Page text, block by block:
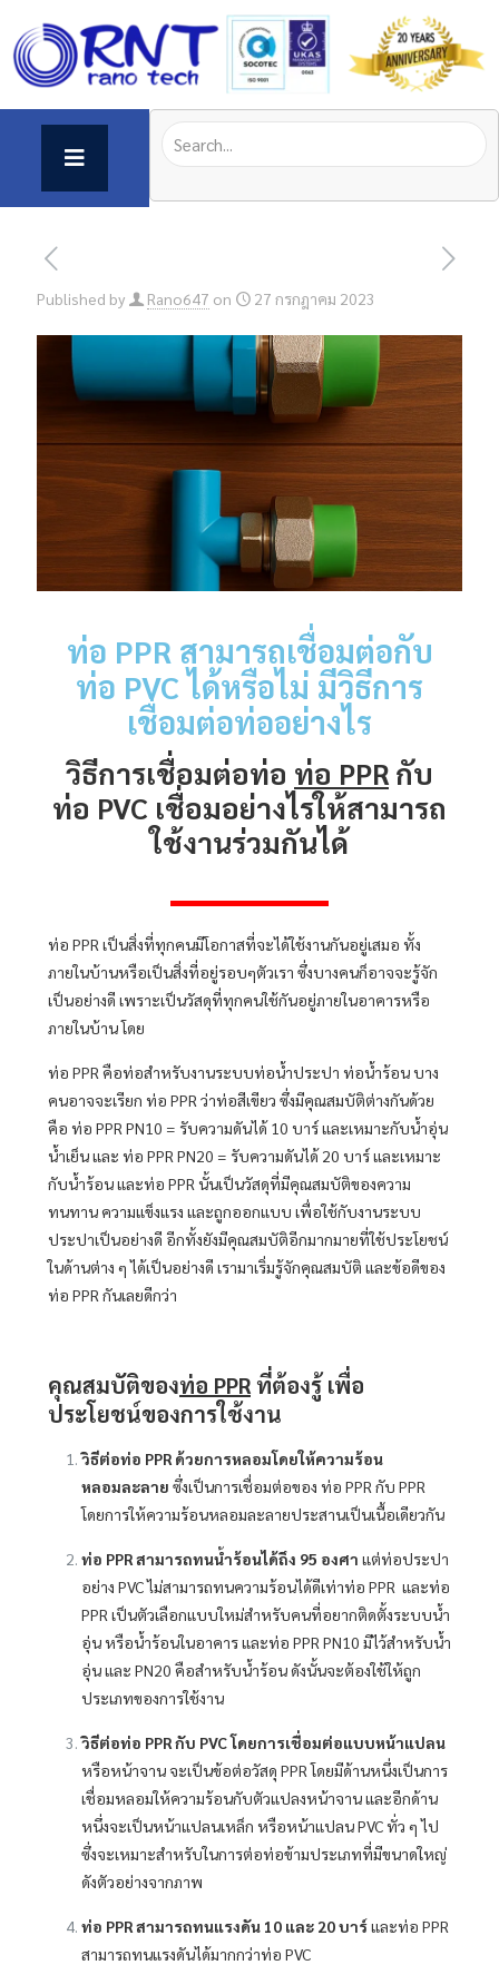
Published by Rano647 on 27 กรกฎาคม 2023
ท่อ PPR สามารถเชื่อมต่อกับ
ท่อ PVC ได้หรือไม่ มีวิธีการ
เชื่อมต่อท่ออย่างไร
วิธีการเชื่อมต่อท่อ ท่อ PPR กับ
ท่อ PVC เชื่อมอย่างไรให้สามารถ
ใช้งานร่วมกันได้
ท่อ PPR เป็นสิ่งที่ทุกคนมีโอกาสที่จะได้ใช้งานกันอยู่เสมอ ทั้ง
ภายในบ้านหรือเป็นสิ่งที่อยู่รอบๆตัวเรา ซึ่งบางคนก็อาจจะรู้จัก
เป็นอย่างดี เพราะเป็นวัสดุที่ทุกคนใช้กันอยู่ภายในอาคารหรือ
ภายในบ้าน โดย
ท่อ PPR คือท่อสำหรับงานระบบท่อน้ำประปา ท่อน้ำร้อน บาง
คนอาจจะเรียก ท่อ PPR ว่าท่อสีเขียว ซึ่งมีคุณสมบัติต่างกันด้วย
คือ ท่อ PPR PN10 = รับความดันได้ 10 บาร์ และเหมาะกับน้ำอุ่น
น้ำเย็น และ ท่อ PPR PN20 = รับความดันได้ 20 บาร์ และเหมาะ
กับน้ำร้อน และท่อ PPR นั้นเป็นวัสดุที่มีคุณสมบัติของความ
ทนทาน ความแข็งแรง และถูกออกแบบ เพื่อใช้กับงานระบบ
ประปาเป็นอย่างดี อีกทั้งยังมีคุณสมบัติอีกมากมายที่ใช้ประโยชน์
ในด้านต่าง ๆ ได้เป็นอย่างดี เรามาเริ่มรู้จักคุณสมบัติ และข้อดีของ
ท่อ PPR กันเลยดีกว่า
คุณสมบัติของท่อ PPR ที่ต้องรู้ เพื่อ
ประโยชน์ของการใช้งาน
วิธีต่อท่อ PPR ด้วยการหลอมโดยให้ความร้อน
หลอมละลาย ซึ่งเป็นการเชื่อมต่อของ ท่อ PPR กับ PPR
โดยการให้ความร้อนหลอมละลายประสานเป็นเนื้อเดียวกัน
ท่อ PPR สามารถทนน้ำร้อนได้ถึง 95 องศา แต่ท่อประปา
อย่าง PVC ไม่สามารถทนความร้อนได้ดีเท่าท่อ PPR และท่อ
PPR เป็นตัวเลือกแบบใหม่สำหรับคนที่อยากติดตั้งระบบน้ำ
อุ่น หรือน้ำร้อนในอาคาร และท่อ PPR PN10 มีไว้สำหรับน้ำ
อุ่น และ PN20 คือสำหรับน้ำร้อน ดังนั้นจะต้องใช้ให้ถูก
ประเภทของการใช้งาน
วิธีต่อท่อ PPR กับ PVC โดยการเชื่อมต่อแบบหน้าแปลน
หรือหน้าจาน จะเป็นข้อต่อวัสดุ PPR โดยมีด้านหนึ่งเป็นการ
เชื่อมหลอมให้ความร้อนกับตัวแปลงหน้าจาน และอีกด้าน
หนึ่งจะเป็นหน้าแปลนเหล็ก หรือหน้าแปลน PVC ทั่ว ๆ ไป
ซึ่งจะเหมาะสำหรับในการต่อท่อข้ามประเภทที่มีขนาดใหญ่
ดังตัวอย่างจากภาพ
ท่อ PPR สามารถทนแรงดัน 10 และ 20 บาร์และท่อ PPR
สามารถทนแรงดันได้มากกว่าท่อ PVC